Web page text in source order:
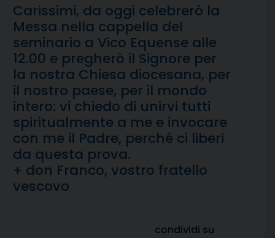
Carissimi, da oggi celebrerò la
Messa nella cappella del
seminario a Vico Equense alle
12.00 e pregherò il Signore per
la nostra Chiesa diocesana, per
il nostro paese, per il mondo
intero: vi chiedo di unirvi tutti
spiritualmente a me e invocare
con me il Padre, perché ci liberi
da questa prova.
+ don Franco, vostro fratello
vescovo
condividi su